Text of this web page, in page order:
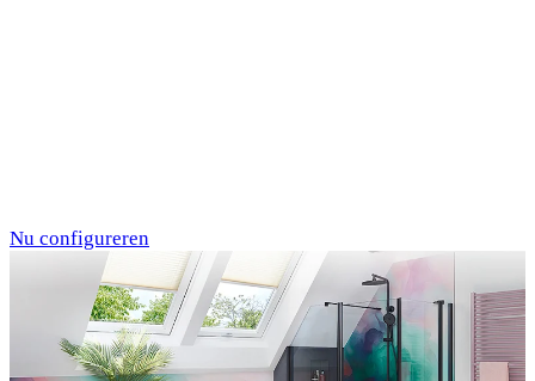
Nu configureren